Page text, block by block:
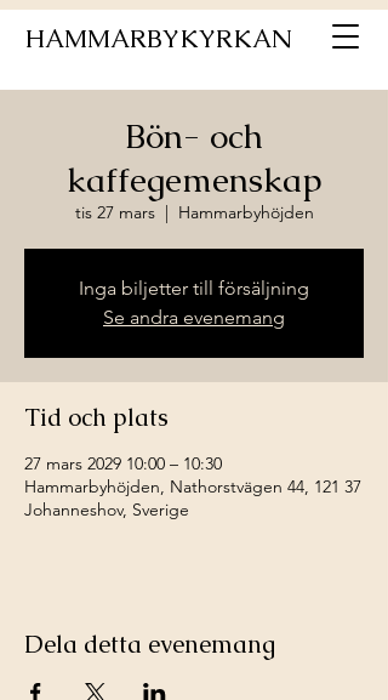
HAMMARBYKYRKAN
Bön- och
kaffegemenskap
tis 27 mars
  |
Hammarbyhöjden
Inga biljetter till försäljning
Se andra evenemang
Tid och plats
27 mars 2029 10:00 – 10:30
Hammarbyhöjden, Nathorstvägen 44, 121 37
Johanneshov, Sverige
Dela detta evenemang